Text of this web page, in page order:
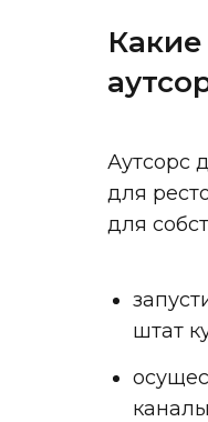
Аутсорс
для
для
штат